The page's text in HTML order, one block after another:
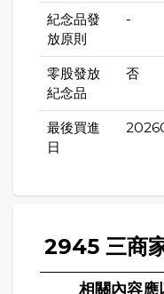
紀念品發
放原則
-
零股發放
紀念品
否
最後買進
日
2945 三商
相關內容應